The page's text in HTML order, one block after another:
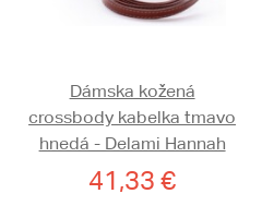
Dámska kožená
crossbody kabelka tmavo
hnedá - Delami Hannah
41,33 €